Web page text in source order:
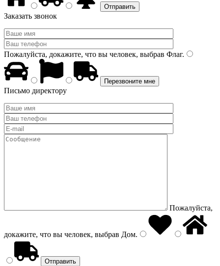
Заказать звонок
Пожалуйста, докажите, что вы человек, выбрав Флаг.
Письмо директору
Пожалуйста,
докажите, что вы человек, выбрав Дом.